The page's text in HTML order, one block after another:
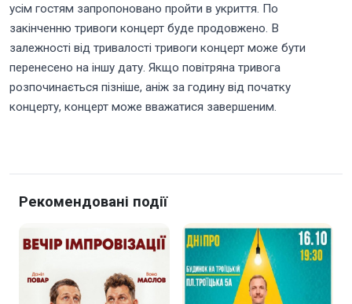
усім гостям запропоновано пройти в укриття. По
закінченню тривоги концерт буде продовжено. В
залежності від тривалості тривоги концерт може бути
перенесено на іншу дату. Якщо повітряна тривога
розпочинається пізніше, аніж за годину від початку
концерту, концерт може вважатися завершеним.
Рекомендовані події